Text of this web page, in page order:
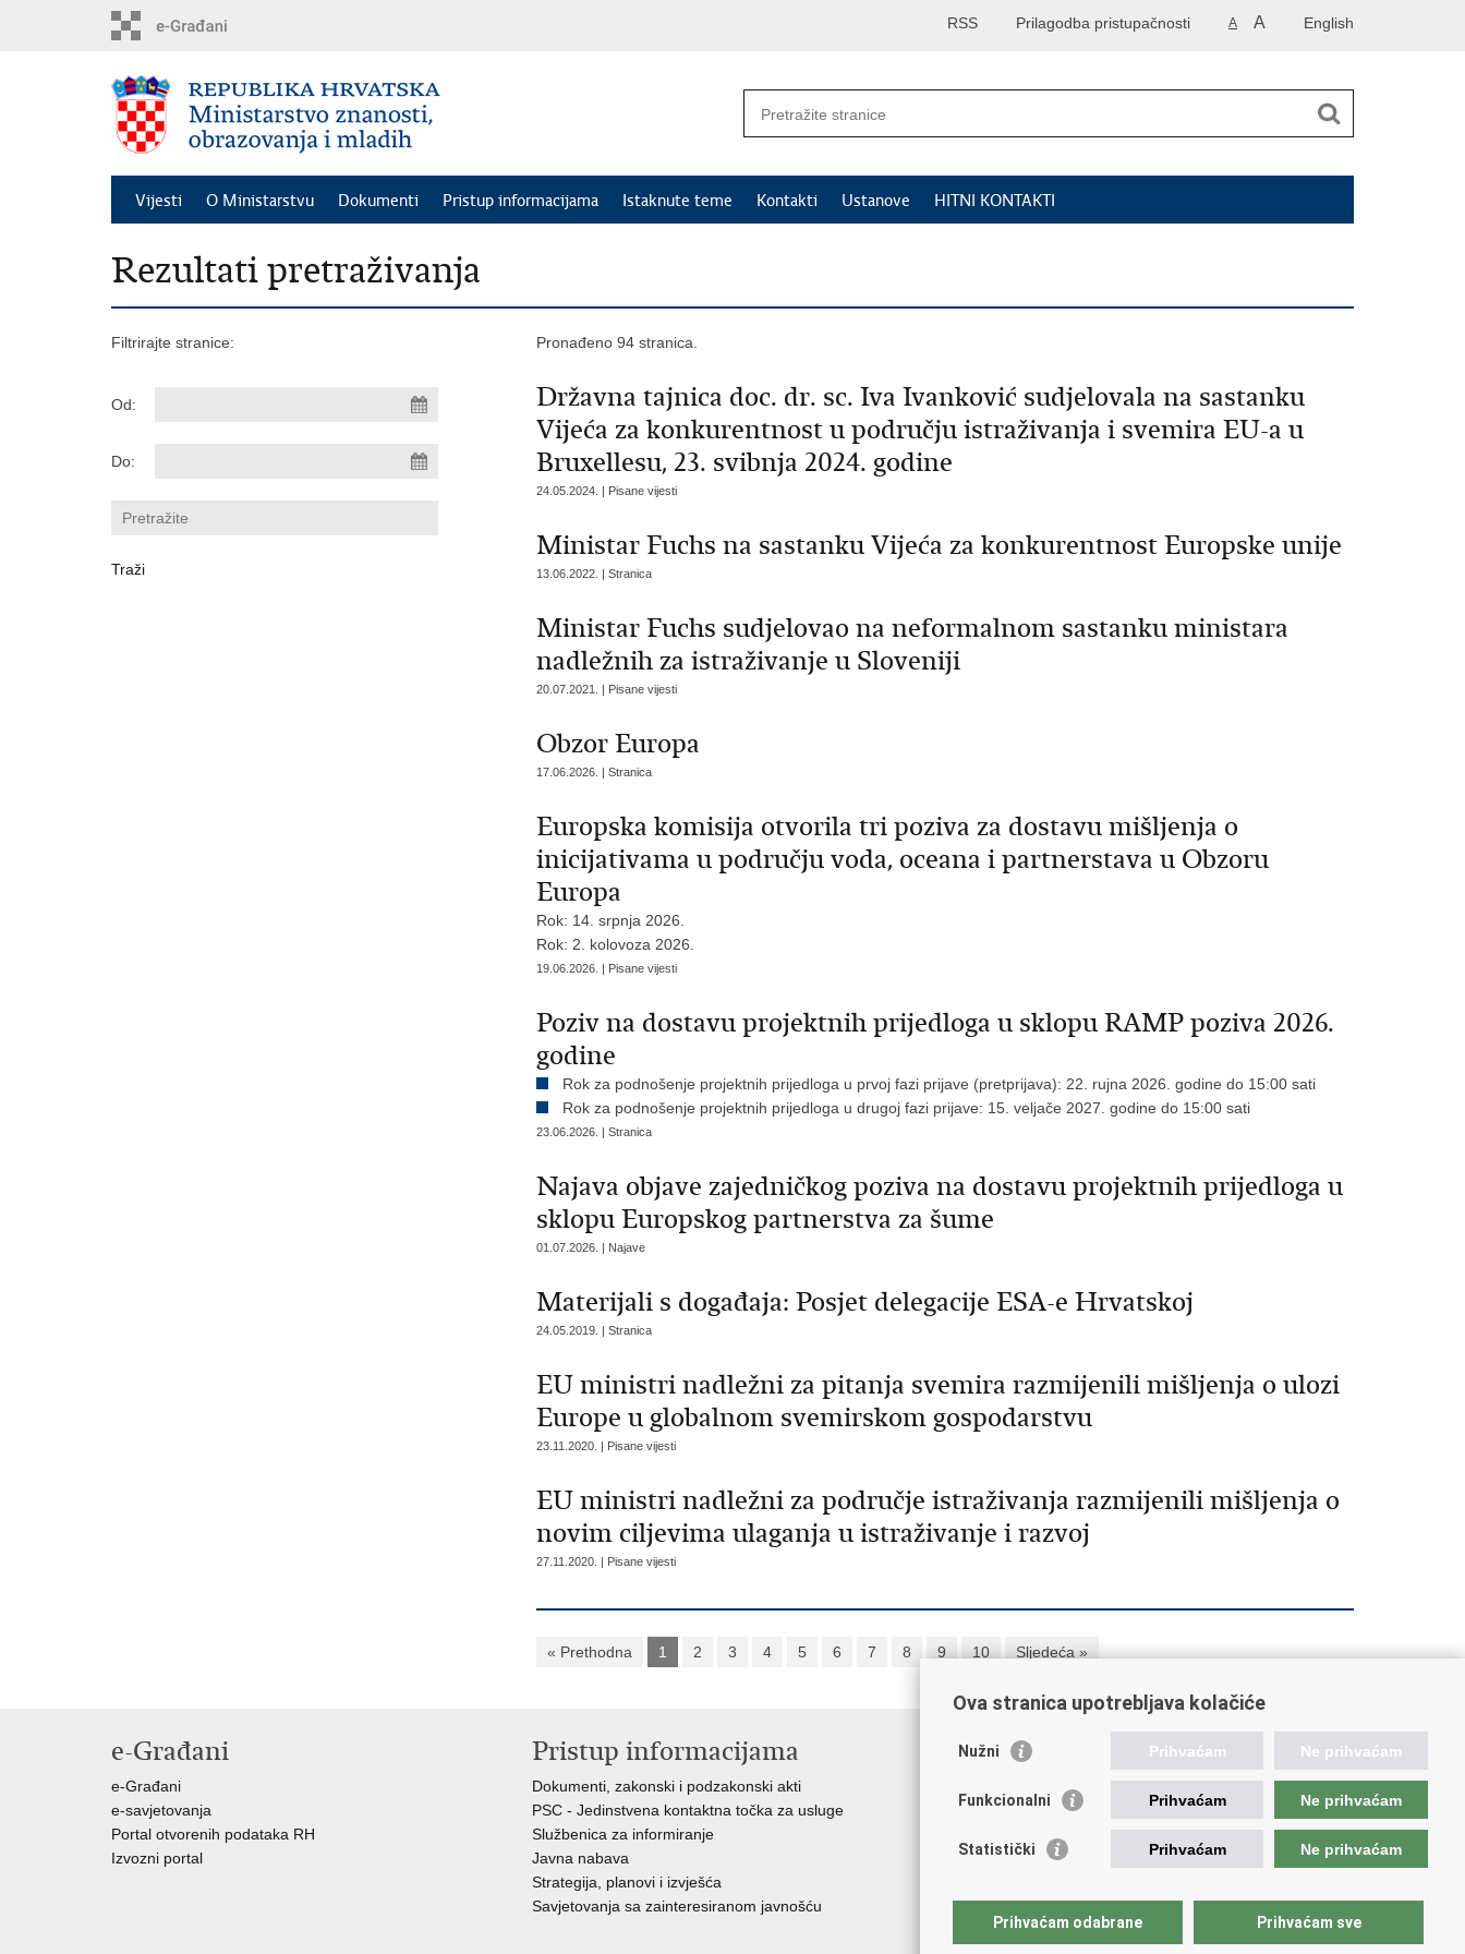
English
A A
Prilagodba pristupačnosti
RSS
Vijesti O Ministarstvu Dokumenti Pristup informacijama Istaknute teme Kontakti Ustanove HITNI KONTAKTI
Rezultati pretraživanja
Filtrirajte stranice:
Od:
Do:
Pronađeno 94 stranica.
Državna tajnica doc. dr. sc. Iva Ivanković sudjelovala na sastanku
Vijeća za konkurentnost u području istraživanja i svemira EU-a u
Bruxellesu, 23. svibnja 2024. godine
24.05.2024. | Pisane vijesti
Ministar Fuchs na sastanku Vijeća za konkurentnost Europske unije
13.06.2022. | Stranica
Ministar Fuchs sudjelovao na neformalnom sastanku ministara
nadležnih za istraživanje u Sloveniji
20.07.2021. | Pisane vijesti
Obzor Europa
17.06.2026. | Stranica
Europska komisija otvorila tri poziva za dostavu mišljenja o
inicijativama u području voda, oceana i partnerstava u Obzoru
Europa
Rok: 14. srpnja 2026.
Rok: 2. kolovoza 2026.
19.06.2026. | Pisane vijesti
Poziv na dostavu projektnih prijedloga u sklopu RAMP poziva 2026.
godine
Rok za podnošenje projektnih prijedloga u prvoj fazi prijave (pretprijava): 22. rujna 2026. godine do 15:00 sati
Rok za podnošenje projektnih prijedloga u drugoj fazi prijave: 15. veljače 2027. godine do 15:00 sati
23.06.2026. | Stranica
Najava objave zajedničkog poziva na dostavu projektnih prijedloga u
sklopu Europskog partnerstva za šume
01.07.2026. | Najave
Materijali s događaja: Posjet delegacije ESA-e Hrvatskoj
24.05.2019. | Stranica
EU ministri nadležni za pitanja svemira razmijenili mišljenja o ulozi
Europe u globalnom svemirskom gospodarstvu
23.11.2020. | Pisane vijesti
EU ministri nadležni za područje istraživanja razmijenili mišljenja o
novim ciljevima ulaganja u istraživanje i razvoj
27.11.2020. | Pisane vijesti
« Prethodna 1 2 3 4 5 6 7 8 9 10 Sljedeća »
e-Građani
e-Građani
e-savjetovanja
Portal otvorenih podataka RH
Izvozni portal
Pristup informacijama
Dokumenti, zakonski i podzakonski akti
PSC - Jedinstvena kontaktna točka za usluge
Službenica za informiranje
Javna nabava
Strategija, planovi i izvješća
Savjetovanja sa zainteresiranom javnošću
Korisne poveznice
AZOO
AMPEU
NCVVO
Ova stranica upotrebljava kolačiće
Nužni Prihvaćam Ne prihvaćam
Funkcionalni Prihvaćam Ne prihvaćam
Statistički Prihvaćam Ne prihvaćam
Prihvaćam odabrane Prihvaćam sve